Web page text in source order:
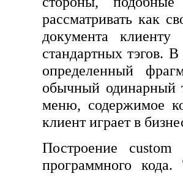
рассматривать как
документа клиенту
стандартных тэгов.
определенный
обычный одинарный
меню, содержимое
клиент играет в
Построение custom
программного кода.